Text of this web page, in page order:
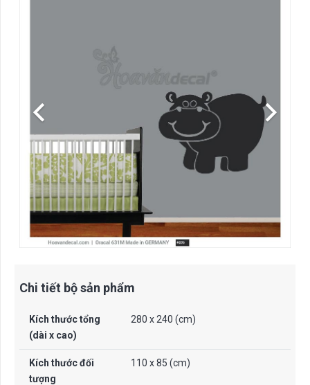
Chi tiết bộ sản phẩm
Kích thước tổng
(dài x cao)
280 x 240 (cm)
Kích thước đối
tượng
110 x 85 (cm)